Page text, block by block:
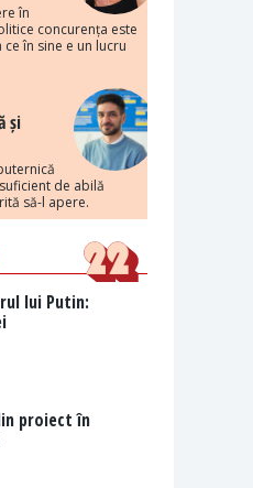
în
concurența este
în sine e un lucru
și
de abilă
să-l apere.
lui Putin:
proiect în